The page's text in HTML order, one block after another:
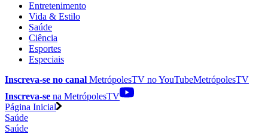
Entretenimento
Vida & Estilo
Saúde
Ciência
Esportes
Especiais
Inscreva-se no canal MetrópolesTV noYouTubeMetrópolesTV
Inscreva-se na MetrópolesTV
Página Inicial
Saúde
Saúde